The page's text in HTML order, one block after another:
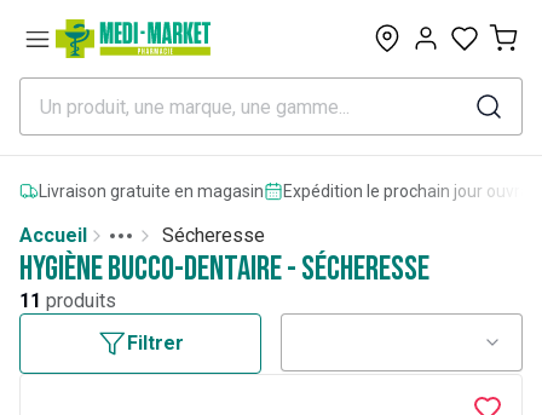
0
Livraison gratuite en magasin Expédition le prochain jour
Accueil
More
Toggle menu
Sécheresse
Hygiène bucco-dentaire - Sécheresse
11 produits
Filtrer